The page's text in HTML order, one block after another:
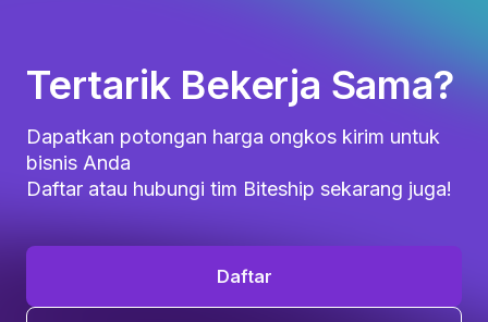
Tertarik Bekerja Sama?
Dapatkan potongan harga ongkos kirim untuk
bisnis Anda
Daftar atau hubungi tim Biteship sekarang juga!
Daftar